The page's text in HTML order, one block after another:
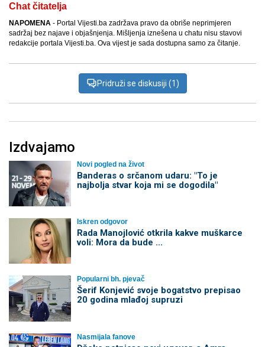
Chat čitatelja
NAPOMENA - Portal Vijesti.ba zadržava pravo da obriše neprimjeren
sadržaj bez najave i objašnjenja. Mišljenja iznešena u chatu nisu stavovi
redakcije portala Vijesti.ba. Ova vijest je sada dostupna samo za čitanje.
Pridruži se diskusiji (1)
Izdvajamo
Novi pogled na život
Banderas o srčanom udaru: "To je
najbolja stvar koja mi se dogodila"
Iskren odgovor
Rada Manojlović otkrila kakve muškarce
voli: Mora da bude ...
Popularni bh. pjevač
Šerif Konjević svoje bogatstvo prepisao
20 godina mlađoj supruzi
Nasmijala fanove